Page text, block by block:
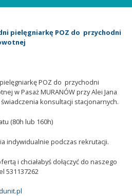
pielęgniarkę POZ do przychodni
POZ do przychodni
w Pasaż MURANÓW przy Alei Jana
świadczenia konsultacji stacjonarnych.
(80h lub 160h)
indywidualnie podczas rekrutacji.
i chciałabyś dołączyć do naszego
531137262